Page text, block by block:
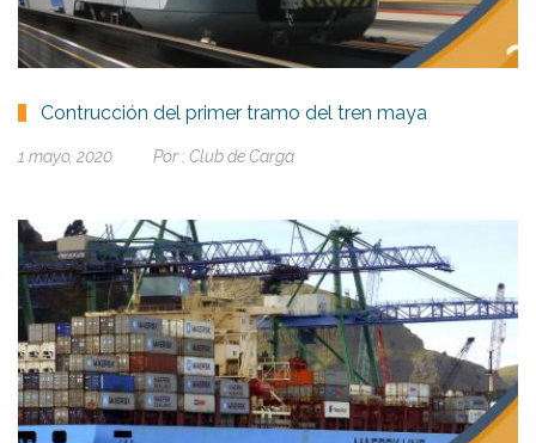
Contrucción del primer tramo del tren maya
1 mayo, 2020 Por : Club de Carga